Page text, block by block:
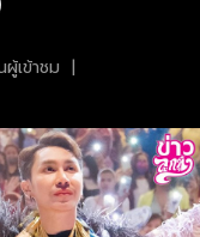
เข้าชม |